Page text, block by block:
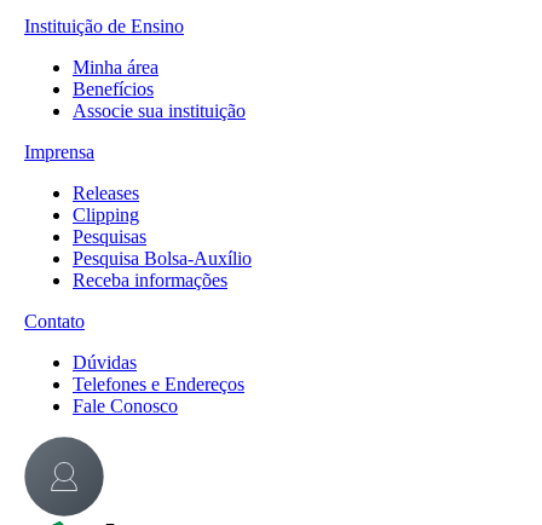
Instituição de Ensino
Minha área
Benefícios
Associe sua instituição
Imprensa
Releases
Clipping
Pesquisas
Pesquisa Bolsa-Auxílio
Receba informações
Contato
Dúvidas
Telefones e Endereços
Fale Conosco